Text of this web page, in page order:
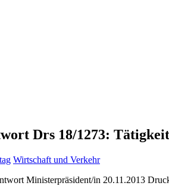
Drs 18/1273:
Wirtschaft und Verkehr
Ministerpräsident/in 20.11.2013